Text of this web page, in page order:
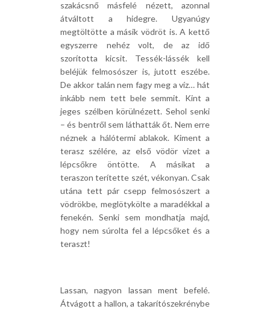
szakácsnő másfelé nézett, azonnal
átváltott a hidegre. Ugyanúgy
megtöltötte a másik vödröt is. A kettő
egyszerre nehéz volt, de az idő
szorította kicsit. Tessék-lássék kell
beléjük felmosószer is, jutott eszébe.
De akkor talán nem fagy meg a víz… hát
inkább nem tett bele semmit. Kint a
jeges szélben körülnézett. Sehol senki
– és bentről sem láthatták őt. Nem erre
néznek a hálótermi ablakok. Kiment a
terasz szélére, az első vödör vizet a
lépcsőkre öntötte. A másikat a
teraszon terítette szét, vékonyan. Csak
utána tett pár csepp felmosószert a
vödrökbe, meglötykölte a maradékkal a
fenekén. Senki sem mondhatja majd,
hogy nem súrolta fel a lépcsőket és a
teraszt!
Lassan, nagyon lassan ment befelé.
Átvágott a hallon, a takarítószekrénybe